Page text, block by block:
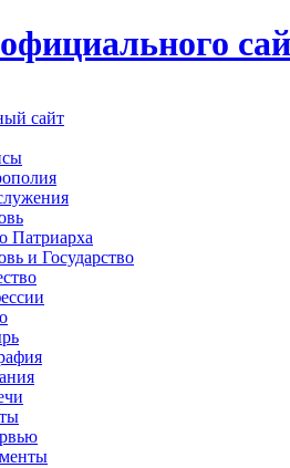
сайт
Патриарха
и Государство